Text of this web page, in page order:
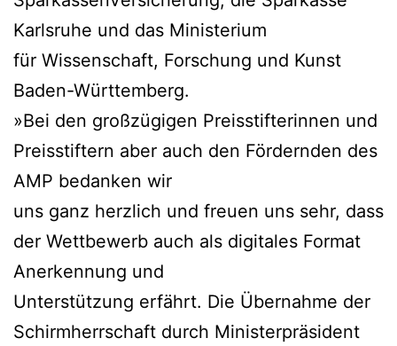
Karlsruhe und das Ministerium
für Wissenschaft, Forschung und Kunst
Baden-Württemberg.
»Bei den großzügigen Preisstifterinnen und
Preisstiftern aber auch den Fördernden des
AMP bedanken wir
uns ganz herzlich und freuen uns sehr, dass
der Wettbewerb auch als digitales Format
Anerkennung und
Unterstützung erfährt. Die Übernahme der
Schirmherrschaft durch Ministerpräsident